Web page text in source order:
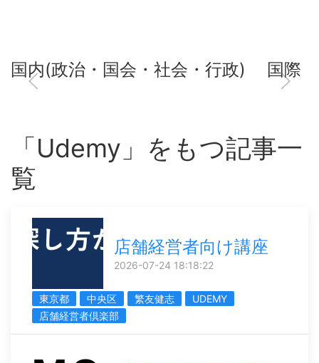
国内(政治・国会・社会・行政) 国際
「Udemy」をもつ記事一
覧
店舗経営者向け講座
2026-07-24 18:18:22
東京都 中央区 繁友健志
UDEMY
店舗経営者倶楽部